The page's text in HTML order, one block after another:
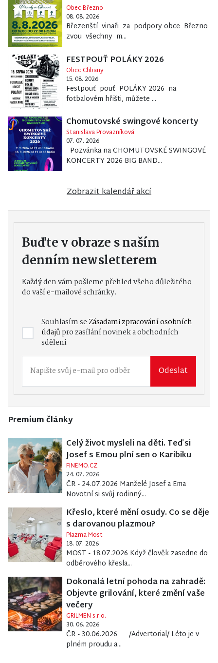
Obec Březno
08. 08. 2026
Březenští vinaři za podpory obce Březno
zvou všechny m...
FESTPOUŤ POLÁKY 2026
Obec Chbany
15. 08. 2026
Festpouť pouť POLÁKY 2026 na
fotbalovém hřišti, můžete ...
Chomutovské swingové koncerty
Stanislava Provazníková
07. 07. 2026
Pozvánka na CHOMUTOVSKÉ SWINGOVÉ
KONCERTY 2026 BIG BAND...
Zobrazit kalendář akcí
Buďte v obraze s naším
denním newsletterem
Každý den vám pošleme přehled všeho důležitého
do vaší e-mailové schránky.
Souhlasím seZásadami zpracování osobních
údajůpro zasílání novinek a obchodních
sdělení
Odeslat
Premium články
Celý život mysleli na děti. Teď si
Josef s Emou plní sen o Karibiku
FINEMO.CZ
24. 07. 2026
ČR - 24.07.2026 Manželé Josef a Ema
Novotní si svůj rodinný...
Křeslo, které mění osudy. Co se děje
s darovanou plazmou?
Plazma Most
18. 07. 2026
MOST - 18.07.2026 Když člověk zasedne do
odběrového křesla...
Dokonalá letní pohoda na zahradě:
Objevte grilování, které změní vaše
večery
GRILMEN s.r.o.
30. 06. 2026
ČR - 30.06.2026 /Advertorial/ Léto je v
plném proudu a...